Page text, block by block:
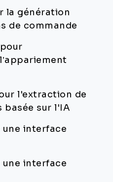
la génération
de commande
pour
l'extraction de
basée sur l'IA
une interface
une interface